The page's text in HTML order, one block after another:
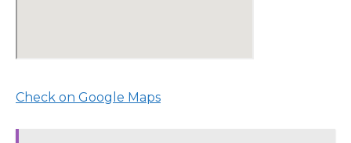
Check on Google Maps